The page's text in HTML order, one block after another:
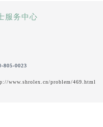
服务中心
805-0023
www.shrolex.cn/problem/469.html